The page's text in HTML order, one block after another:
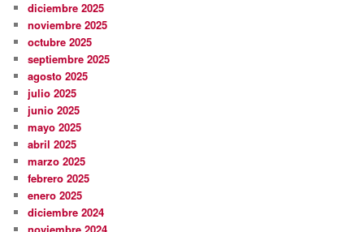
diciembre 2025
noviembre 2025
octubre 2025
septiembre 2025
agosto 2025
julio 2025
junio 2025
mayo 2025
abril 2025
marzo 2025
febrero 2025
enero 2025
diciembre 2024